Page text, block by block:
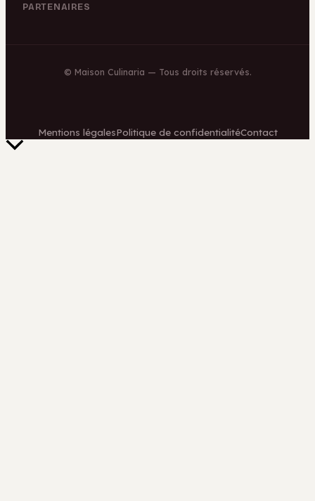
PARTENAIRES
© Maison Culinaria — Tous droits réservés.
Mentions légalesPolitique de confidentialitéContact